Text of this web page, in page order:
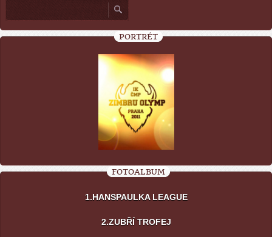
PORTRÉT
FOTOALBUM
1.HANSPAULKA LEAGUE
2.ZUBŘÍ TROFEJ